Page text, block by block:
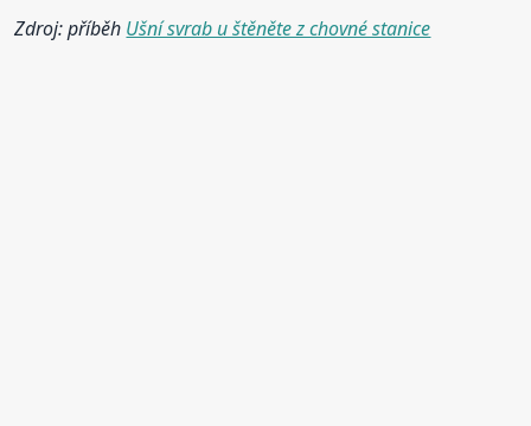
Zdroj: příběh Ušní svrab u štěněte z chovné stanice